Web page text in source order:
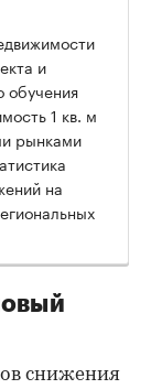
и
обучения
1 кв. м
рынками
на
снижения